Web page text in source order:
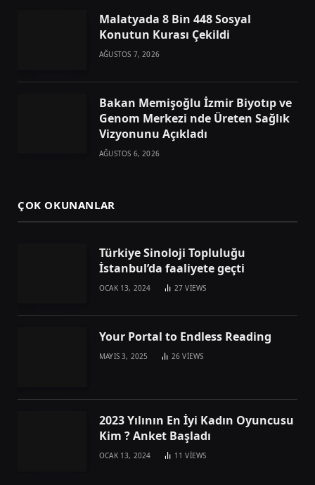
Malatyada 8 Bin 448 Sosyal
Konutun Kurası Çekildi
AĞUSTOS 7, 2026
Bakan Memişoğlu İzmir Biyotıp ve
Genom Merkezi nde Üreten Sağlık
Vizyonunu Açıkladı
AĞUSTOS 6, 2026
ÇOK OKUNANLAR
Türkiye Sinoloji Topluluğu
İstanbul’da faaliyete geçti
OCAK 13, 2024 27VIEWS
Your Portal to Endless Reading
MAYIS 3, 2025 26VIEWS
2023 Yılının En İyi Kadın Oyuncusu
Kim ? Anket Başladı
OCAK 13, 2024 11VIEWS